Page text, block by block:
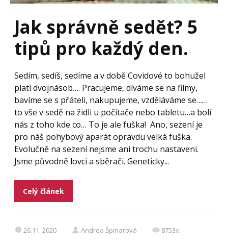
Jak správně sedět? 5
tipů pro každý den.
Sedím, sedíš, sedíme a v době Covidové to bohužel
platí dvojnásob…. Pracujeme, díváme se na filmy,
bavíme se s přáteli, nakupujeme, vzděláváme se……
to vše v sedě na židli u počítače nebo tabletu…a bolí
nás z toho kde co… To je ale fuška! Ano, sezení je
pro náš pohybový aparát opravdu velká fuška.
Evolučně na sezení nejsme ani trochu nastaveni.
Jsme původně lovci a sběrači. Geneticky...
Celý článek
26.11. 2020 Andrea Špinarová 8753x